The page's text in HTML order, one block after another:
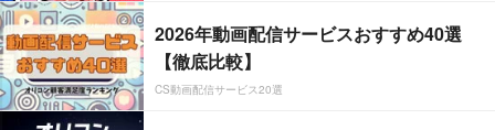
2026年動画配信サービスおすすめ40選
【徹底比較】
CS動画配信サービス20選